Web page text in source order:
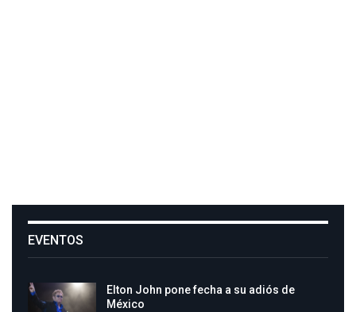
EVENTOS
Elton John pone fecha a su adiós de
México